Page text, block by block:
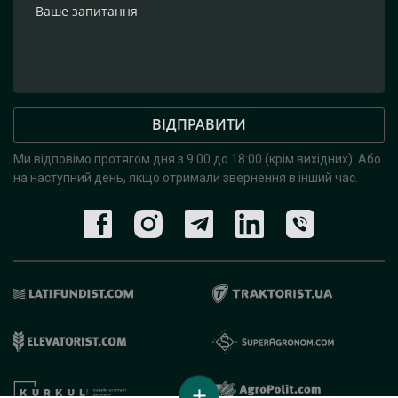
ВІДПРАВИТИ
Ми відповімо протягом дня з 9:00 до 18:00 (крім вихідних). Або
на наступний день, якщо отримали звернення в інший час.